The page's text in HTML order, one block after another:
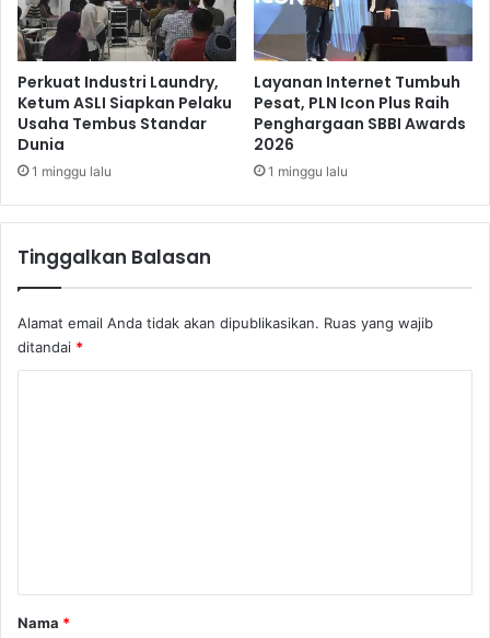
k
W
u
j
u
d
k
a
l
m
e
r
i
Perkuat Industri Laundry,
Ketum ASLI Siapkan Pelaku
Usaha Tembus Standar
Dunia
1 minggu lalu
Layanan Internet Tumbuh
Pesat, PLN Icon Plus Raih
Penghargaan SBBI Awards
2026
1 minggu lalu
Tinggalkan Balasan
Alamat email Anda tidak akan dipublikasikan. Ruas yang wajib
ditandai *
rNama *